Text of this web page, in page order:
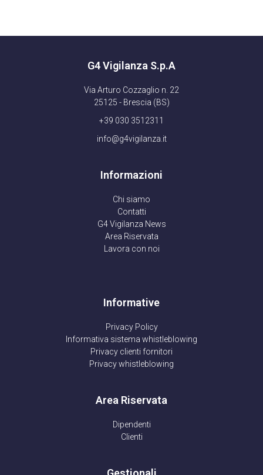
G4 Vigilanza S.p.A
Via Arturo Cozzaglio n. 22
25125 - Brescia (BS)
+39 030 3512311
info@g4vigilanza.it
Informazioni
Chi siamo
Contatti
G4 Vigilanza News
Area Riservata
Lavora con noi
Informative
Privacy Policy
Informativa sistema whistleblowing
Privacy clienti fornitori
Privacy whistleblowing
Area Riservata
Dipendenti
Clienti